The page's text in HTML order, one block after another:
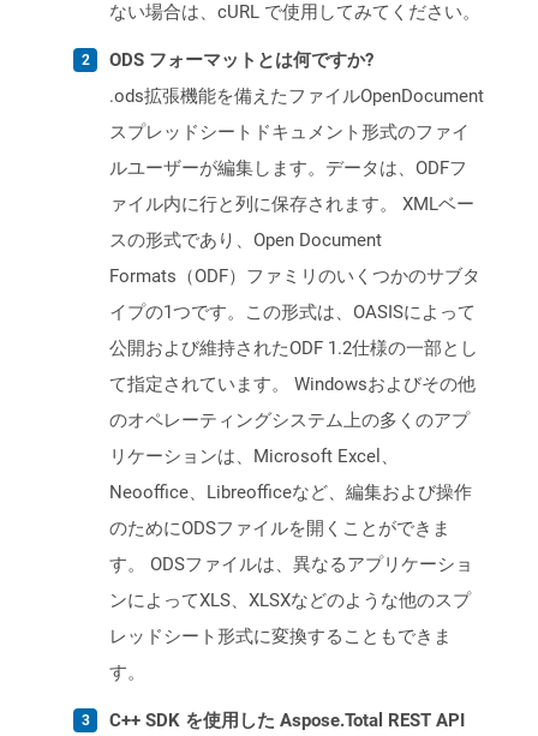
ない場合は、cURL で使用してみてください。
ODS フォーマットとは何ですか?
.ods拡張機能を備えたファイルOpenDocument
スプレッドシートドキュメント形式のファイ
ルユーザーが編集します。データは、ODFフ
ァイル内に行と列に保存されます。 XMLベー
スの形式であり、Open Document
Formats（ODF）ファミリのいくつかのサブタ
イプの1つです。この形式は、OASISによって
公開および維持されたODF 1.2仕様の一部とし
て指定されています。 Windowsおよびその他
のオペレーティングシステム上の多くのアプ
リケーションは、Microsoft Excel、
Neooffice、Libreofficeなど、編集および操作
のためにODSファイルを開くことができま
す。 ODSファイルは、異なるアプリケーショ
ンによってXLS、XLSXなどのような他のスプ
レッドシート形式に変換することもできま
す。
C++ SDK を使用した Aspose.Total REST API